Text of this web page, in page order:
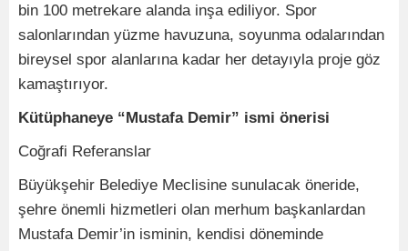
bin 100 metrekare alanda inşa ediliyor. Spor
salonlarından yüzme havuzuna, soyunma odalarından
bireysel spor alanlarına kadar her detayıyla proje göz
kamaştırıyor.
Kütüphaneye “Mustafa Demir” ismi önerisi
Coğrafi Referanslar
Büyükşehir Belediye Meclisine sunulacak öneride,
şehre önemli hizmetleri olan merhum başkanlardan
Mustafa Demir’in isminin, kendisi döneminde